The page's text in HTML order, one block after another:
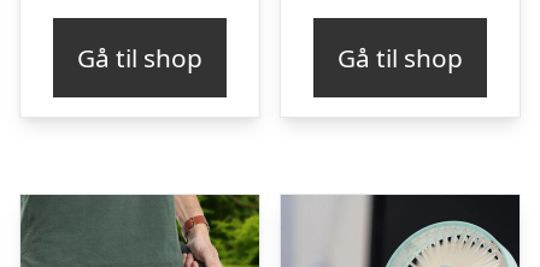
Gå til shop Gå til shop